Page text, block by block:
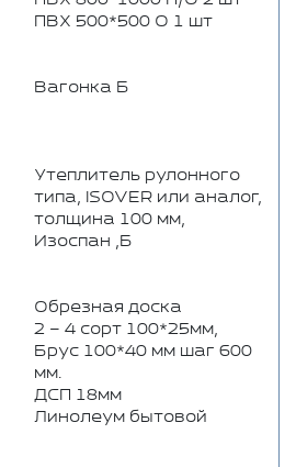
ПВХ 500*500 О 1 шт
Вагонка Б
Утеплитель рулонного
типа, ISOVER или аналог,
толщина 100 мм,
Изоспан ,Б
Обрезная доска
2 – 4 сорт 100*25мм,
Брус 100*40 мм шаг 600
мм.
ДСП 18мм
Линолеум бытовой